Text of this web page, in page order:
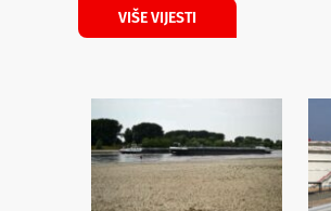
VIŠE VIJESTI